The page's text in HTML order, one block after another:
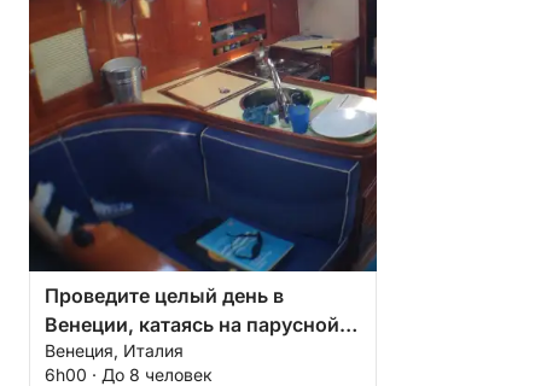
Проведите целый день в
Венеции, катаясь на парусной
лодке.
Венеция, Италия
6h00 · До 8 человек